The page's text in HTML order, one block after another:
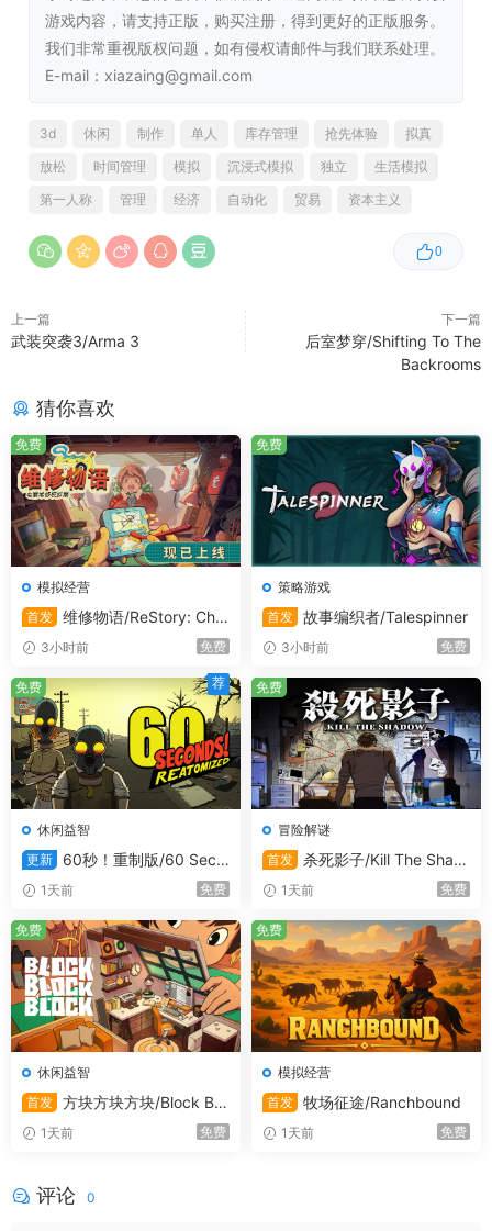
网店的外观非常重要。谁会愿意在一个看起来 “普通 “的网站
上购物？添加店铺元素，如导航、图片、产品概览或简单的
的颜色还是徽标的位置。成为一名网页设计师，让您的客户
在您的网上商店里感到舒适。
AI 生成内容披露
开发者对其游戏如何使用 AI 生成内容的描述如下：
Steam capsule contains AI components
系统需求
最低配置:
需要 64 位处理器和操作系统
操作系统:Windows (64-bit) 10
处理器:i5 3550 / RYZEN 5 2500X
内存:6 GB RAM
显卡:NVIDIA GTX 1050 / AMD R9 270X
DIRECTX 版本:11
推荐配置:
游戏内容，请支持正版，购买注册，得到更好的正版服务。
我们非常重视版权问题，如有侵权请邮件与我们联系处理。
E-mail：xiazaing@gmail.com
0
3d 休闲 制作 单人 库存管理 抢先体验
拟真
放松
时间管理 模拟 沉浸式模拟 独立
生活模拟
第一人称
管理 经济 自动化 贸易 资本主义
上一篇
武装突袭3/Arma 3
下一篇
后室梦穿/Shifting To The
Backrooms
猜你喜欢
模拟经营
首发 维修物语/ReStory: Chill
Electronics Repairs
3小时前 免费
免费
策略游戏
首发 故事编织者/Talespinner
3小时前 免费
免费
休闲益智
更新
60秒！重制版/60 Seco
nds! Reatomized
1天前 免费
免费 荐
冒险解谜
首发 杀死影子/Kill The Shad
ow 1天前 免费
免费
休闲益智
首发 方块方块方块/Block Blo
ck Block
1天前 免费
免费
模拟经营
首发 牧场征途/Ranchbound
1天前 免费
免费
评论 0